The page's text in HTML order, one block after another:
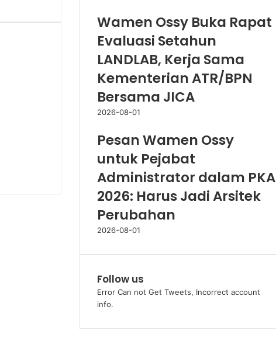
Wamen Ossy Buka Rapat
Evaluasi Setahun
LANDLAB, Kerja Sama
Kementerian ATR/BPN
Bersama JICA
2026-08-01
Pesan Wamen Ossy
untuk Pejabat
Administrator dalam PKA
2026: Harus Jadi Arsitek
Perubahan
2026-08-01
Follow us
Error Can not Get Tweets, Incorrect account
info.